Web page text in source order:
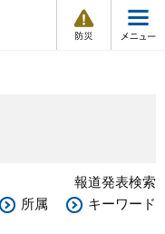
メ
報道発表検索
所属 キーワード